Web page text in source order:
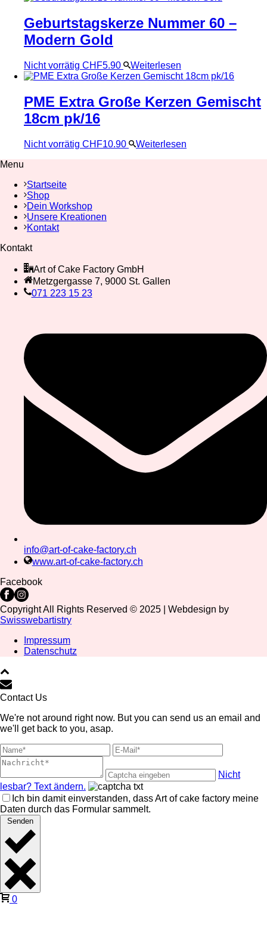
Geburtstagskerze Nummer 60 –
Modern Gold
Nicht vorrätig CHF5.90 Weiterlesen
PME Extra Große Kerzen Gemischt
18cm pk/16
Nicht vorrätig CHF10.90
Weiterlesen
Menu
Startseite
Shop
Dein Workshop
Unsere Kreationen
Kontakt
Kontakt
Art of Cake Factory GmbH
Metzgergasse 7, 9000 St. Gallen
071 223 15 23
info@art-of-cake-factory.ch
www.art-of-cake-factory.ch
Facebook
Copyright All Rights Reserved © 2025 | Webdesign by
Swisswebartistry
Impressum
Datenschutz
Contact Us
We're not around right now. But you can send us an email and
we'll get back to you, asap.
Nicht
lesbar? Text ändern.
Ich bin damit einverstanden, dass Art of cake factory meine
Daten durch das Formular sammelt.
Senden
0